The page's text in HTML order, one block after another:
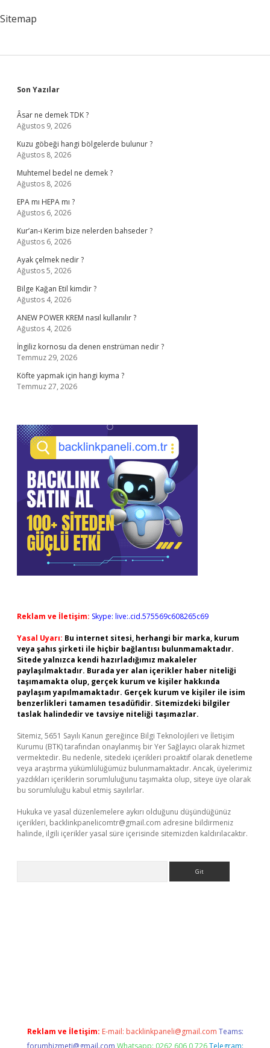
Sitemap
Sidebar
Son Yazılar
Âsar ne demek TDK ?
Ağustos 9, 2026
Kuzu göbeği hangi bölgelerde bulunur ?
Ağustos 8, 2026
Muhtemel bedel ne demek ?
Ağustos 8, 2026
EPA mı HEPA mı ?
Ağustos 6, 2026
Kur’an-ı Kerim bize nelerden bahseder ?
Ağustos 6, 2026
Ayak çelmek nedir ?
Ağustos 5, 2026
Bilge Kağan Etil kimdir ?
Ağustos 4, 2026
ANEW POWER KREM nasıl kullanılır ?
Ağustos 4, 2026
İngiliz kornosu da denen enstrüman nedir ?
Temmuz 29, 2026
Köfte yapmak için hangi kıyma ?
Temmuz 27, 2026
Reklam ve İletişim: Skype: live:.cid.575569c608265c69
Yasal Uyarı: Bu internet sitesi, herhangi bir marka, kurum
veya şahıs şirketi ile hiçbir bağlantısı bulunmamaktadır.
Sitede yalnızca kendi hazırladığımız makaleler
paylaşılmaktadır. Burada yer alan içerikler haber niteliği
taşımamakta olup, gerçek kurum ve kişiler hakkında
paylaşım yapılmamaktadır. Gerçek kurum ve kişiler ile isim
benzerlikleri tamamen tesadüfidir. Sitemizdeki bilgiler
taslak halindedir ve tavsiye niteliği taşımazlar.
Sitemiz, 5651 Sayılı Kanun gereğince Bilgi Teknolojileri ve İletişim
Kurumu (BTK) tarafından onaylanmış bir Yer Sağlayıcı olarak hizmet
vermektedir. Bu nedenle, sitedeki içerikleri proaktif olarak denetleme
veya araştırma yükümlülüğümüz bulunmamaktadır. Ancak, üyelerimiz
yazdıkları içeriklerin sorumluluğunu taşımakta olup, siteye üye olarak
bu sorumluluğu kabul etmiş sayılırlar.
Hukuka ve yasal düzenlemelere aykırı olduğunu düşündüğünüz
içerikleri, backlinkpanelicomtr@gmail.com adresine bildirmeniz
halinde, ilgili içerikler yasal süre içerisinde sitemizden kaldırılacaktır.
Reklam ve İletişim: E-mail: backlinkpaneli@gmail.com Teams:
forumhizmeti@gmail.com Whatsapp: 0262 606 0 726 Telegram: